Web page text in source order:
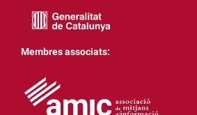
Membres associats: